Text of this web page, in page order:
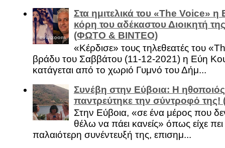
Στα ημιτελικά του «The Voice»
κόρη του αδέκαστου Διοικητή
(ΦΩΤΟ & ΒΙΝΤΕΟ)
«Κέρδισε» τους τηλεθεατές του
βράδυ του Σαββάτου (11-12-2021) η Εύη
κατάγεται από το χωριό Γυμνό του Δήμ...
Συνέβη στην Εύβοια: Η
παντρεύτηκε την σύντροφό
Στην Εύβοια, «σε ένα μέρος που
θέλω να πάει κανείς» όπως είχε πει
παλαιότερη συνέντευξή της, επισημ...